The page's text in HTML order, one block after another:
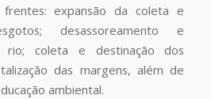
expansão da coleta e
desassoreamento e
rio; coleta e destinação dos
das margens, além de
ambiental.